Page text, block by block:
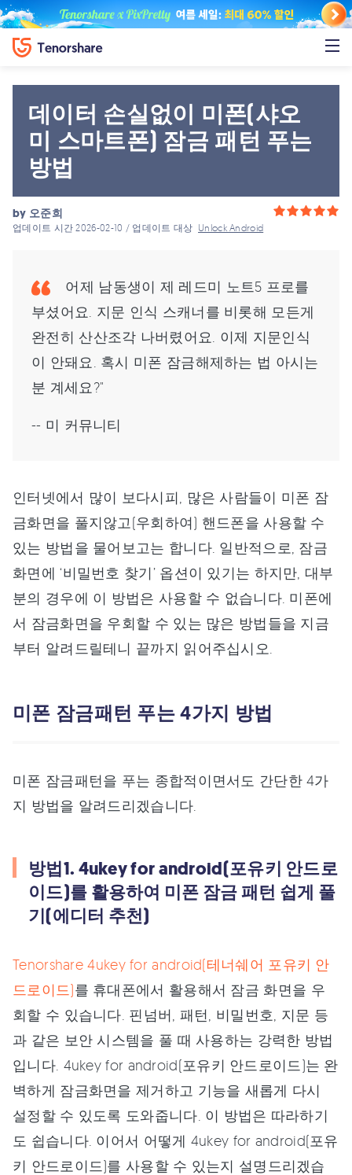
데이터 손실없이 미폰(샤오
미 스마트폰) 잠금 패턴 푸는
방법
by 오준희
업데이트 시간 2026-02-10 / 업데이트 대상 Unlock Android
어제 남동생이 제 레드미 노트5 프로를
부셨어요. 지문 인식 스캐너를 비롯해 모든게
완전히 산산조각 나버렸어요. 이제 지문인식
이 안돼요. 혹시 미폰 잠금해제하는 법 아시는
분 계세요?"
-- 미 커뮤니티
인터넷에서 많이 보다시피, 많은 사람들이 미폰 잠
금화면을 풀지않고(우회하여) 핸드폰을 사용할 수
있는 방법을 물어보고는 합니다. 일반적으로, 잠금
화면에 ‘비밀번호 찾기’ 옵션이 있기는 하지만, 대부
분의 경우에 이 방법은 사용할 수 없습니다. 미폰에
서 잠금화면을 우회할 수 있는 많은 방법들을 지금
부터 알려드릴테니 끝까지 읽어주십시오.
미폰 잠금패턴 푸는 4가지 방법
미폰 잠금패턴을 푸는 종합적이면서도 간단한 4가
지 방법을 알려드리겠습니다.
방법1. 4ukey for android(포유키 안드로
이드)를 활용하여 미폰 잠금 패턴 쉽게 풀
기(에디터 추천)
Tenorshare 4ukey for android(테너쉐어 포유키 안
드로이드)를 휴대폰에서 활용해서 잠금 화면을 우
회할 수 있습니다. 핀넘버, 패턴, 비밀번호, 지문 등
과 같은 보안 시스템을 풀 때 사용하는 강력한 방법
입니다. 4ukey for android(포유키 안드로이드)는 완
벽하게 잠금화면을 제거하고 기능을 새롭게 다시
설정할 수 있도록 도와줍니다. 이 방법은 따라하기
도 쉽습니다. 이어서 어떻게 4ukey for android(포유
키 안드로이드)를 사용할 수 있는지 설명드리겠습